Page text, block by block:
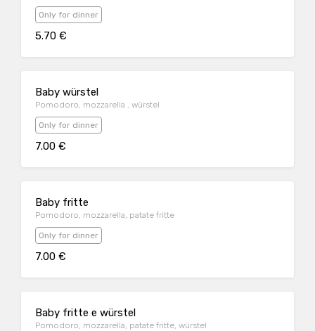
Only for dinner
5.70 €
Baby würstel
Pomodoro, mozzarella , würstel
Only for dinner
7.00 €
Baby fritte
Pomodoro, mozzarella, patate fritte
Only for dinner
7.00 €
Baby fritte e würstel
Pomodoro, mozzarella, patate fritte, würstel